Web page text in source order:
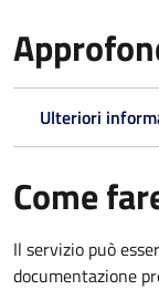
Ulteriori
Come
Il servizio può
documentazione